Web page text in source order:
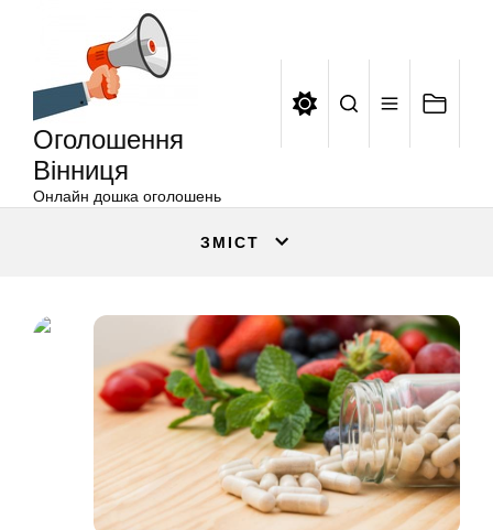
Оголошення
Вінниця
Онлайн дошка оголошень
ЗМІСТ